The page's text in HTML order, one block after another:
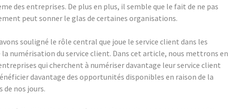
des entreprises. De plus en plus, il semble que le fait de ne pas
peut sonner le glas de certaines organisations.
souligné le rôle central que joue le service client dans les
numérisation du service client. Dans cet article, nous mettrons en
qui cherchent à numériser davantage leur service client
davantage des opportunités disponibles en raison de la
nos jours.